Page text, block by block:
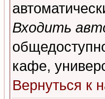
Входить
кафе,
Вернуться к